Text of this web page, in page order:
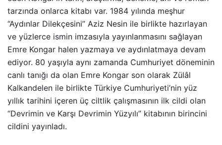
tarzında onlarca kitabı var. 1984 yılında meşhur
“Aydınlar Dilekçesini” Aziz Nesin ile birlikte hazırlayan
ve yüzlerce ismin imzasıyla yayınlanmasını sağlayan
Emre Kongar halen yazmaya ve aydınlatmaya devam
ediyor. 80 yaşıyla aynı zamanda Cumhuriyet döneminin
canlı tanığı da olan Emre Kongar son olarak Zülâl
Kalkandelen ile birlikte Türkiye Cumhuriyeti’nin yüz
yıllık tarihini içeren üç ciltlik çalışmasının ilk cildi olan
“Devrimin ve Karşı Devrimin Yüzyılı” kitabının birincini
cildini yayınladı.